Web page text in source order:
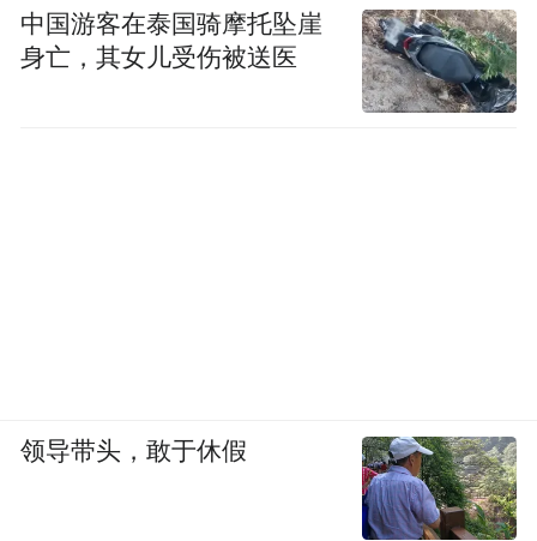
中国游客在泰国骑摩托坠崖
身亡，其女儿受伤被送医
领导带头，敢于休假